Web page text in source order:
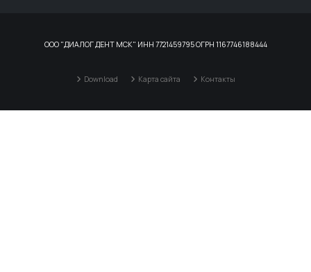
ООО "ДИАЛОГ ДЕНТ МСК" ИНН 7721459795 ОГРН 1167746188444
Download Карта сайта Контакты